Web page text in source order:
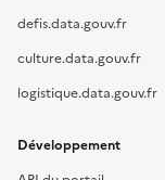
defis.data.gouv.fr
culture.data.gouv.fr
logistique.data.gouv.fr
Développement